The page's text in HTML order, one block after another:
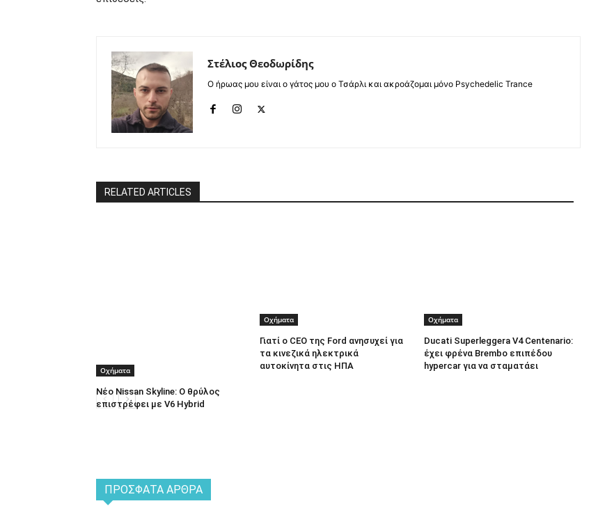
Στέλιος Θεοδωρίδης
Ο ήρωας μου είναι ο γάτος μου ο Τσάρλι και ακροάζομαι μόνο Psychedelic Trance
RELATED ARTICLES
Οχήματα
Νέο Nissan Skyline: Ο θρύλος
επιστρέφει με V6 Hybrid
Οχήματα
Γιατί ο CEO της Ford ανησυχεί για
τα κινεζικά ηλεκτρικά
αυτοκίνητα στις ΗΠΑ
Οχήματα
Ducati Superleggera V4 Centenario:
έχει φρένα Brembo επιπέδου
hypercar για να σταματάει
ΠΡΌΣΦΑΤΑ ΆΡΘΡΑ